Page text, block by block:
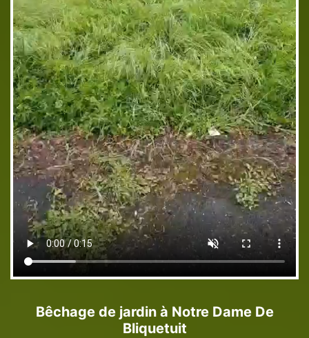
Bêchage de jardin à Notre Dame De
Bliquetuit